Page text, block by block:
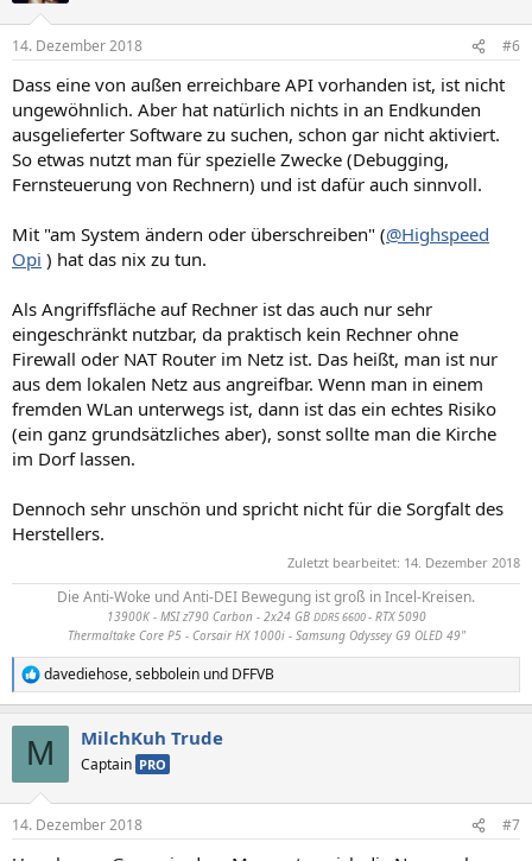
e
:
14. Dezember 2018 #6
Dass eine von außen erreichbare API vorhanden ist, ist nicht
ungewöhnlich. Aber hat natürlich nichts in an Endkunden
ausgelieferter Software zu suchen, schon gar nicht aktiviert.
So etwas nutzt man für spezielle Zwecke (Debugging,
Fernsteuerung von Rechnern) und ist dafür auch sinnvoll.
Mit "am System ändern oder überschreiben" (@Highspeed
Opi ) hat das nix zu tun.
Als Angriffsfläche auf Rechner ist das auch nur sehr
eingeschränkt nutzbar, da praktisch kein Rechner ohne
Firewall oder NAT Router im Netz ist. Das heißt, man ist nur
aus dem lokalen Netz aus angreifbar. Wenn man in einem
fremden WLan unterwegs ist, dann ist das ein echtes Risiko
(ein ganz grundsätzliches aber), sonst sollte man die Kirche
im Dorf lassen.
Dennoch sehr unschön und spricht nicht für die Sorgfalt des
Herstellers.
Zuletzt bearbeitet: 14. Dezember 2018
Die Anti-Woke und Anti-DEI Bewegung ist groß in Incel-Kreisen.
13900K - MSI z790 Carbon - 2x24 GB DDR5 6600- RTX 5090
Thermaltake Core P5 - Corsair HX 1000i - Samsung Odyssey G9 OLED 49"
R
e
e
davediehose,sebbolein und DFFVB
M MilchKuh Trude
Captain PRO
14. Dezember 2018 #7